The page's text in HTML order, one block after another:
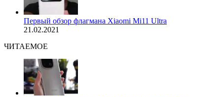
Первый обзор флагмана Xiaomi Mi11 Ultra
21.02.2021
ЧИТАЕМОЕ